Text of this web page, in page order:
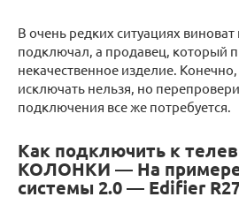
В очень редких ситуациях виноват
подключал, а продавец, который
некачественное изделие. Конечно,
исключать нельзя, но
подключения все же потребуется.
Как подключить к
КОЛОНКИ — На примере
системы 2.0 — Edifier